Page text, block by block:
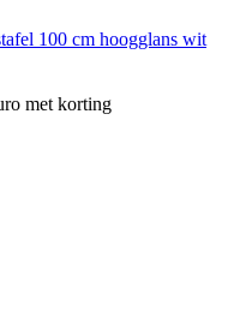
100 cm hoogglans wit
met korting